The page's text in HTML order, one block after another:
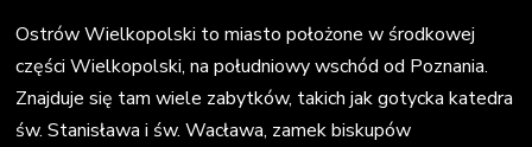
Ostrów Wielkopolski to miasto położone w środkowej
części Wielkopolski, na południowy wschód od Poznania.
Znajduje się tam wiele zabytków, takich jak gotycka katedra
św. Stanisława i św. Wacława, zamek biskupów